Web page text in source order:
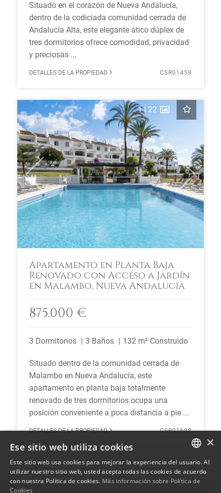
Situado en el corazón de Nueva Andalucía,
dentro de la codiciada comunidad cerrada de
Andalucía Alta, este elegante ático dúplex de
tres dormitorios ofrece comodidad, privacidad
y preciosas ...
DETALLES DE LA PROPIEDAD CSR01459
Previous Next
1| 22
Apartamento en Planta Baja
Renovado con Acceso a Jardín
en Malambo, Nueva Andalucía
875.000 €
3 Dormitorios 3 Baños 132 m² Construido
Situado dentro de la comunidad cerrada de
Malambo en Nueva Andalucía, este
apartamento en planta baja totalmente
renovado de tres dormitorios ocupa una
posición conveniente a poca distancia a pie ...
DETALLES DE LA PROPIEDAD CSR01698
ENGLISH
SPANISH
×
Ese sitio web utiliza cookies
Este sitio web usa cookies para mejorar la experiencia del usuario. Al
utilizar nuestro sitio web, usted acepta todas las cookies de acuerdo
con nuestra Política de cookies. Más información sobre Política de
Cookies